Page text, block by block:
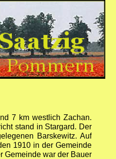
7 km westlich Zachan.
stand in Stargard. Der
Barskewitz. Auf
1910 in der Gemeinde
Gemeinde war der Bauer